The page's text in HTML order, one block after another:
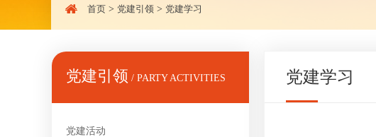
首页 > 党建引领 > 党建学习
党建引领 / PARTY ACTIVITIES
党建活动
党建学习